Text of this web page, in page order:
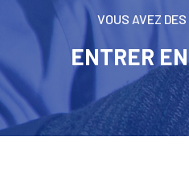
VOUS AVEZ
ENTRER